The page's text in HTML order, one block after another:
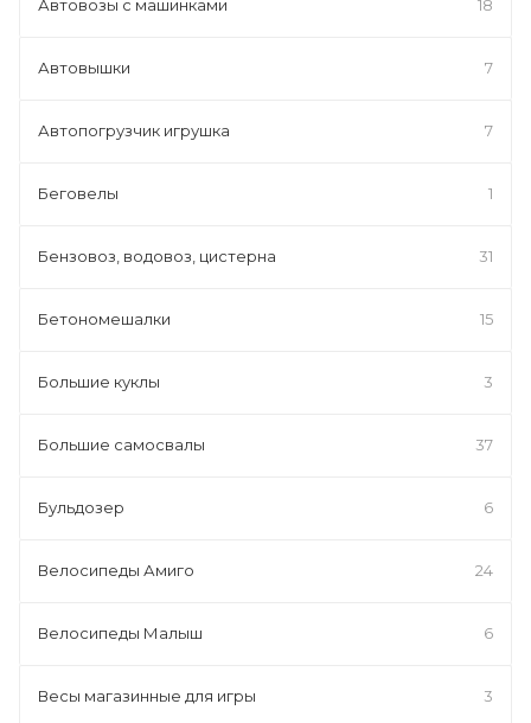
Автовозы с машинками 18
Автовышки 7
Автопогрузчик игрушка 7
Беговелы 1
Бензовоз, водовоз, цистерна 31
Бетономешалки 15
Большие куклы 3
Большие самосвалы 37
Бульдозер 6
Велосипеды Амиго 24
Велосипеды Малыш 6
Весы магазинные для игры 3